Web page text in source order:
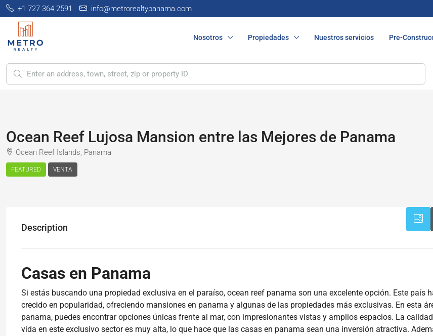
+1 727 364 2591 info@metrorealtypanama.com
Nosotros Propiedades Nuestros servicios Pre-
Ocean Reef Lujosa Mansion entre las Mejores de Panama
Ocean Reef Islands, Panama
FEATURED VENTA
Description
Casas en Panama
Si estás buscando una propiedad exclusiva en el paraíso, ocean reef panama son una excelente opción. Este país
crecido en popularidad, ofreciendo mansiones en panama y algunas de las propiedades más exclusivas. En esta
panama, puedes encontrar opciones únicas frente al mar, con impresionantes vistas y amplios espacios. La
vida en este exclusivo sector es muy alta, lo que hace que las casas en panama sean una inversión atractiva.